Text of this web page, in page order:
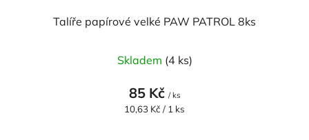
Talíře papírové velké PAW PATROL 8ks
Skladem (4 ks)
85 Kč / ks
Měrná
10,63 Kč / 1 ks